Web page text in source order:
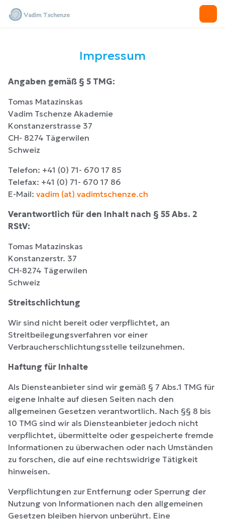
Impressum
Angaben gemäß § 5 TMG:
Tomas Matazinskas
Vadim Tschenze Akademie
Konstanzerstrasse 37
CH- 8274 Tägerwilen
Schweiz
Telefon: +41 (0) 71- 670 17 85
Telefax: +41 (0) 71- 670 17 86
E-Mail: vadim (at) vadimtschenze.ch
Verantwortlich für den Inhalt nach § 55 Abs. 2
RStV:
Tomas Matazinskas
Konstanzerstr. 37
CH-8274 Tägerwilen
Schweiz
Streitschlichtung
Wir sind nicht bereit oder verpflichtet, an
Streitbeilegungsverfahren vor einer
Verbraucherschlichtungsstelle teilzunehmen.
Haftung für Inhalte
Als Diensteanbieter sind wir gemäß § 7 Abs.1 TMG für
eigene Inhalte auf diesen Seiten nach den
allgemeinen Gesetzen verantwortlich. Nach §§ 8 bis
10 TMG sind wir als Diensteanbieter jedoch nicht
verpflichtet, übermittelte oder gespeicherte fremde
Informationen zu überwachen oder nach Umständen
zu forschen, die auf eine rechtswidrige Tätigkeit
hinweisen.
Verpflichtungen zur Entfernung oder Sperrung der
Nutzung von Informationen nach den allgemeinen
Gesetzen bleiben hiervon unberührt. Eine